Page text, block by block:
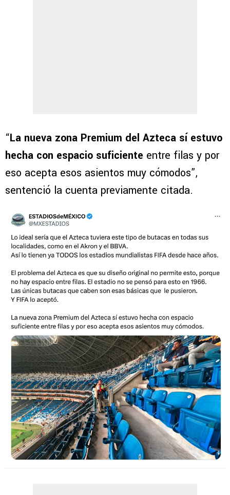
“La nueva zona Premium del Azteca sí estuvo
hecha con espacio suficiente entre filas y por
eso acepta esos asientos muy cómodos”,
sentenció la cuenta previamente citada.